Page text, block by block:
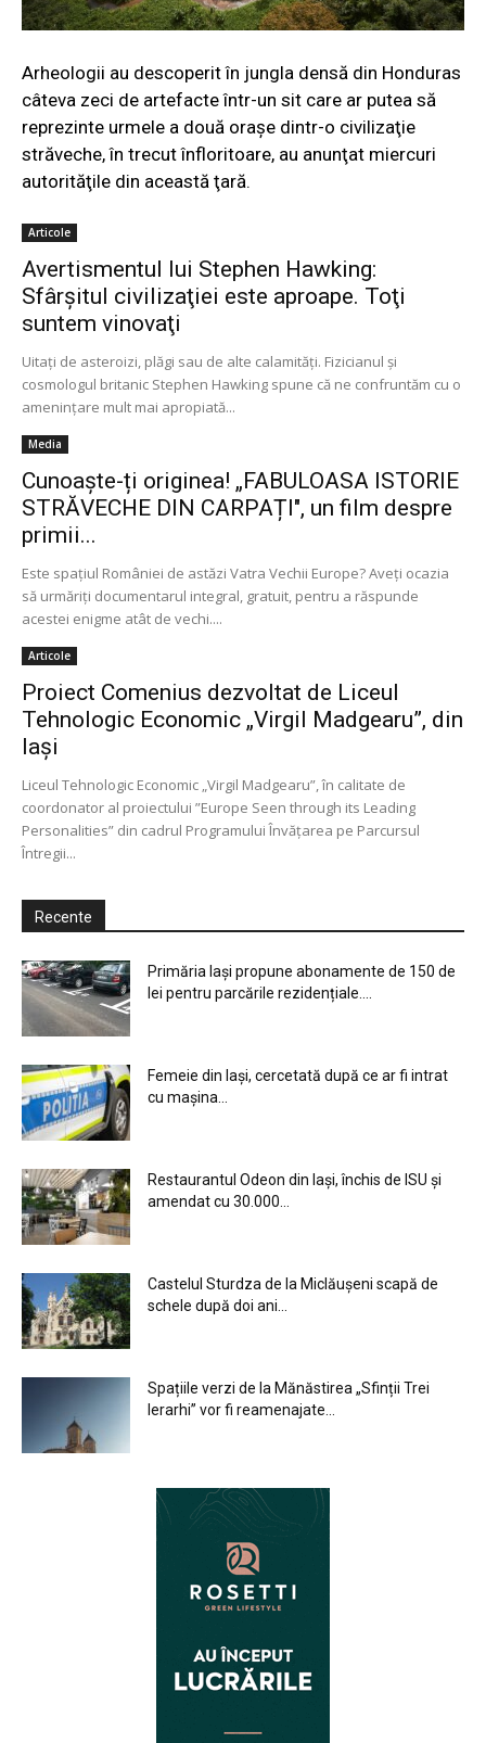
Arheologii au descoperit în jungla densă din Honduras
câteva zeci de artefacte într-un sit care ar putea să
reprezinte urmele a două oraşe dintr-o civilizaţie
străveche, în trecut înfloritoare, au anunţat miercuri
autorităţile din această ţară.
Articole
Avertismentul lui Stephen Hawking:
Sfârşitul civilizaţiei este aproape. Toţi
suntem vinovaţi
Uitaţi de asteroizi, plăgi sau de alte calamităţi. Fizicianul şi
cosmologul britanic Stephen Hawking spune că ne confruntăm cu o
ameninţare mult mai apropiată...
Media
Cunoaște-ți originea! „FABULOASA ISTORIE
STRĂVECHE DIN CARPAȚI", un film despre
primii...
Este spațiul României de astăzi Vatra Vechii Europe? Aveţi ocazia
să urmăriţi documentarul integral, gratuit, pentru a răspunde
acestei enigme atât de vechi....
Articole
Proiect Comenius dezvoltat de Liceul
Tehnologic Economic „Virgil Madgearu”, din
Iași
Liceul Tehnologic Economic „Virgil Madgearu”, în calitate de
coordonator al proiectului ”Europe Seen through its Leading
Personalities” din cadrul Programului Învăţarea pe Parcursul
Întregii...
Recente
Primăria Iași propune abonamente de 150 de
lei pentru parcările rezidențiale....
Femeie din Iași, cercetată după ce ar fi intrat
cu mașina...
Restaurantul Odeon din Iași, închis de ISU și
amendat cu 30.000...
Castelul Sturdza de la Miclăușeni scapă de
schele după doi ani...
Spațiile verzi de la Mănăstirea „Sfinții Trei
Ierarhi” vor fi reamenajate...